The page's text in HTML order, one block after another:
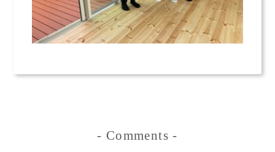
- Comments -